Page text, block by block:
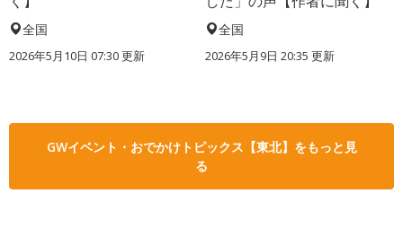
全国
2026年5月10日 07:30 更新
全国
2026年5月9日 20:35 更新
GWイベント・おでかけトピックス【東北】をもっと見
る